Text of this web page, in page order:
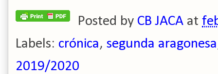
Posted by CB JACA at
Labels: crónica, segunda aragonesa
2019/2020